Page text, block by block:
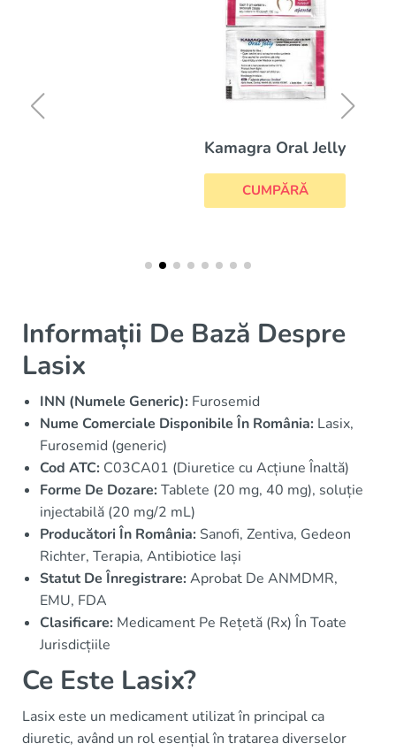
Kamagra Oral Jelly
Informații De Bază Despre
Lasix
INN (Numele Generic): Furosemid
Nume Comerciale Disponibile În România: Lasix,
Furosemid (generic)
Cod ATC: C03CA01 (Diuretice cu Acțiune Înaltă)
Forme De Dozare:Tablete (20 mg, 40 mg), soluție
injectabilă (20 mg/2 mL)
Producători În România: Sanofi, Zentiva, Gedeon
Richter, Terapia, Antibiotice Iași
Statut De Înregistrare:Aprobat De ANMDMR,
EMU, FDA
Clasificare: Medicament Pe Rețetă (Rx) În Toate
Jurisdicțiile
Ce Este Lasix?
Lasix este un medicament utilizat în principal ca
diuretic, având un rol esențial în tratarea diverselor